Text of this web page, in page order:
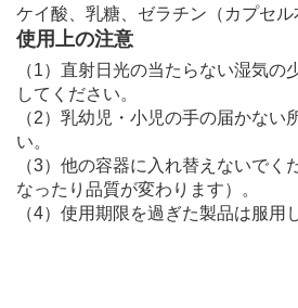
ケイ酸、乳糖、ゼラチン（カプセル
使用上の注意
（1）直射日光の当たらない湿気の
してください。
（2）乳幼児・小児の手の届かない
い。
（3）他の容器に入れ替えないでく
なったり品質が変わります）。
（4）使用期限を過ぎた製品は服用